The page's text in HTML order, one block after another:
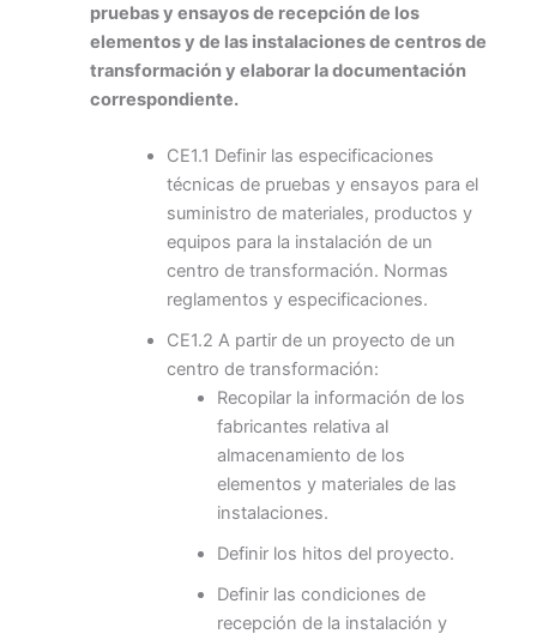
pruebas y ensayos de recepción de los
elementos y de las instalaciones de centros de
transformación y elaborar la documentación
correspondiente.
CE1.1 Definir las especificaciones
técnicas de pruebas y ensayos para el
suministro de materiales, productos y
equipos para la instalación de un
centro de transformación. Normas
reglamentos y especificaciones.
CE1.2 A partir de un proyecto de un
centro de transformación:
Recopilar la información de los
fabricantes relativa al
almacenamiento de los
elementos y materiales de las
instalaciones.
Definir los hitos del proyecto.
Definir las condiciones de
recepción de la instalación y